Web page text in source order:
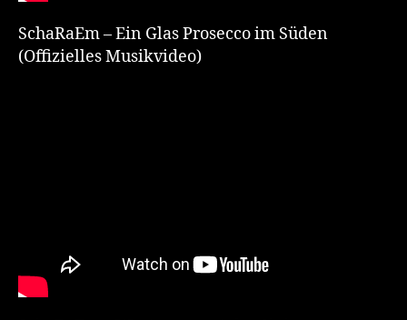
SchaRaEm – Ein Glas Prosecco im Süden
(Offizielles Musikvideo)